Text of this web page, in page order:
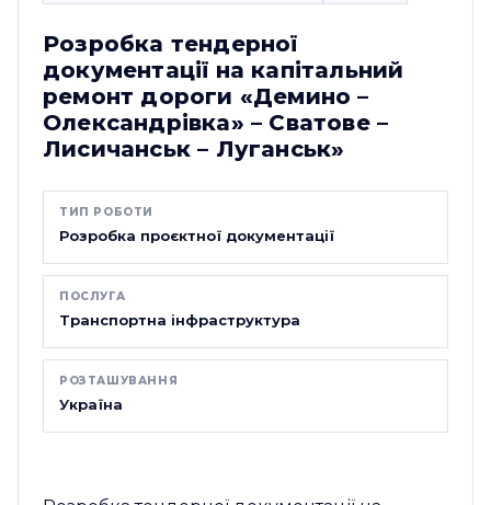
Розробка тендерної
документації на капітальний
ремонт дороги «Демино –
Олександрівка» – Сватове –
Лисичанськ – Луганськ»
ТИП РОБОТИ
Розробка проєктної документації
ПОСЛУГА
Транспортна інфраструктура
РОЗТАШУВАННЯ
Україна